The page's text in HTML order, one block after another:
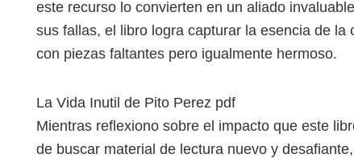
este recurso lo convierten en un aliado
sus fallas, el libro logra capturar la esencia de
con piezas faltantes pero igualmente hermoso.
La Vida Inutil de Pito Perez pdf
Mientras reflexiono sobre el impacto que este
de buscar material de lectura nuevo y